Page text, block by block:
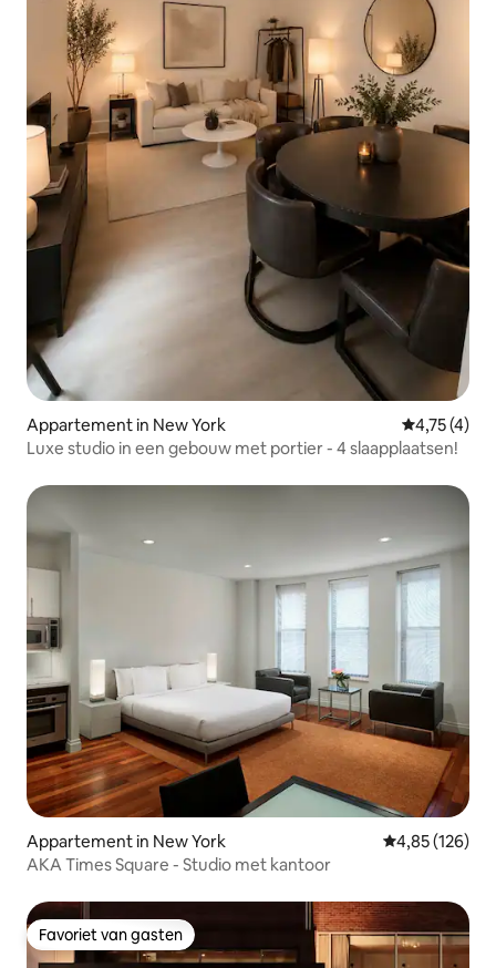
Appartement in New York
4,75 (4)
Luxe studio in een gebouw met portier - 4 slaapplaatsen!
Appartement in New York Gemiddelde
4,85 (126)
AKA Times Square - Studio met kantoor
Favoriet van gasten
Favoriet van gasten